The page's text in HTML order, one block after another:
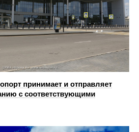
принимает и отправляет
с соответствующими